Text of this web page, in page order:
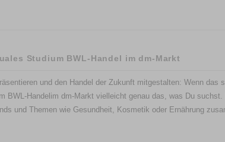
Studium BWL-Handel im dm-Markt
und den Handel der Zukunft mitgestalten: Wenn das
BWL-Handelim dm-Markt vielleicht genau das, was Du
und Themen wie Gesundheit, Kosmetik oder Ernährung